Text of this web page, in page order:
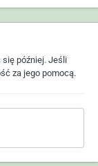
się później. Jeśli
za jego pomocą.